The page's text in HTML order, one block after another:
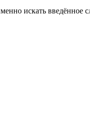
искать введённое